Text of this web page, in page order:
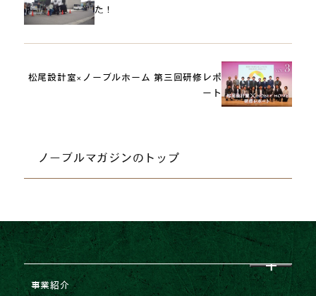
た！
松尾設計室×ノーブルホーム 第三回研修レポ
ート
ノーブルマガジンのトップ
事業紹介